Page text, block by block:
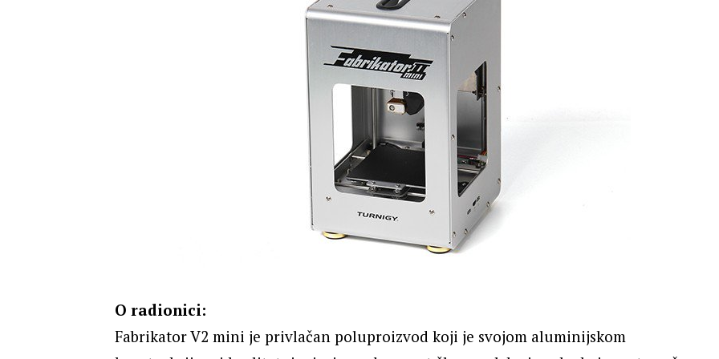
O radionici:
Fabrikator V2 mini je privlačan poluproizvod koji je svojom aluminijskom